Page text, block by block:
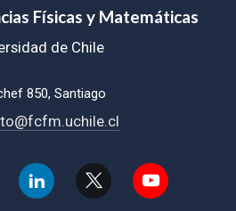
Físicas y Matemáticas
de Chile
850, Santiago